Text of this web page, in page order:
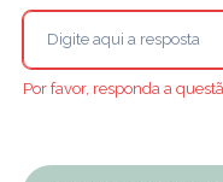
Por favor, responda a